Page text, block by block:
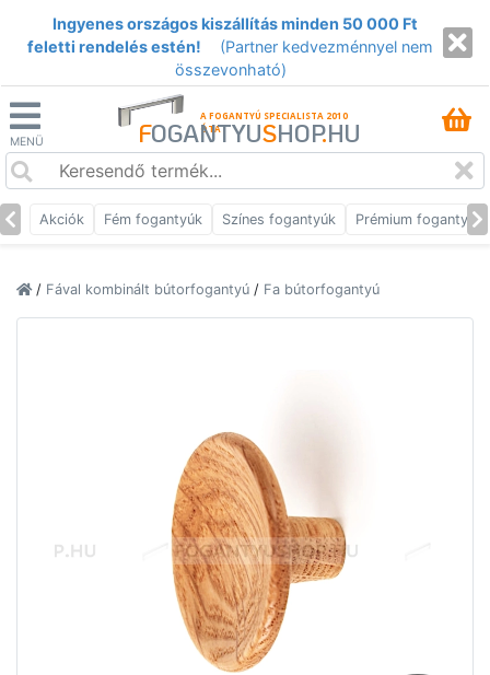
Ingyenes országos kiszállítás minden 50 000 Ft
feletti rendelés estén!
(Partner kedvezménnyel nem
összevonható)
MENÜ
A FOGANTYÚ SPECIALISTA 2010
ÓTA
FOGANTYUSHOP.HU
Akciók Fém fogantyúk Színes fogantyúk Prémium fogantyúk
/ Fával kombinált bútorfogantyú / Fa bútorfogantyú